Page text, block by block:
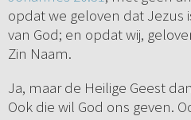
opdat we geloven dat Jezus
van God; en opdat wij,
Zin Naam.
Ja, maar de Heilige Geest
Ook die wil God ons geven.